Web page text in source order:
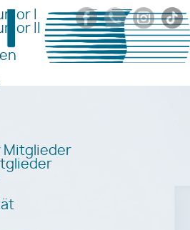
I
II
Mitglieder